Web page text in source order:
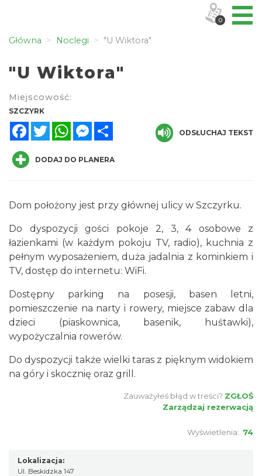
Główna Noclegi "U Wiktora"
"U Wiktora"
Miejscowość:
SZCZYRK
FacebookTwitterWhatsAppMessenger
ODSŁUCHAJ TEKST
DODAJ DO PLANERA
Dom położony jest przy głównej ulicy w Szczyrku.
Do dyspozycji gości pokoje 2, 3, 4 osobowe z
łazienkami (w każdym pokoju TV, radio), kuchnia z
pełnym wyposażeniem, duża jadalnia z kominkiem i
TV, dostęp do internetu: WiFi.
Dostępny parking na posesji, basen letni,
pomieszczenie na narty i rowery, miejsce zabaw dla
dzieci (piaskownica, basenik, huśtawki),
wypożyczalnia rowerów.
Do dyspozycji także wielki taras z pięknym widokiem
na góry i skocznię oraz grill.
Zauważyłeś błąd w treści? ZGŁOŚ
Zarządzaj rezerwacją
Wyświetlenia: 74
Lokalizacja:
Ul. Beskidzka 147
0